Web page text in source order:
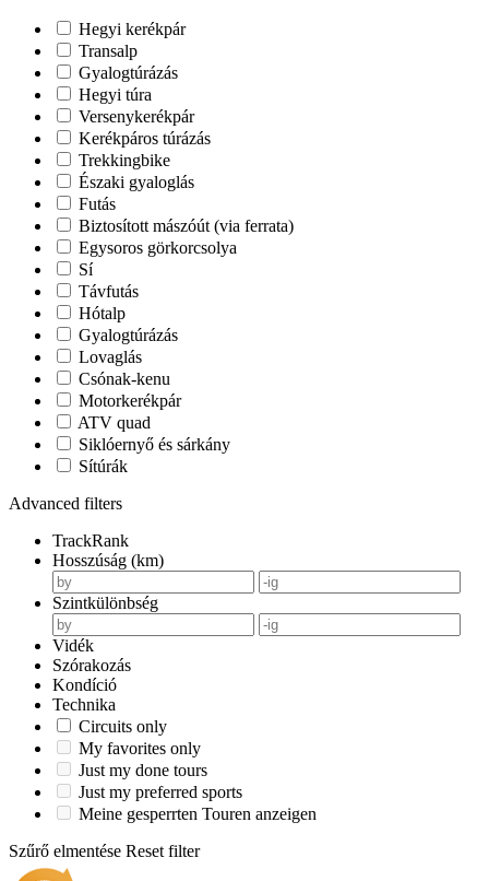
Hegyi kerékpár
Transalp
Gyalogtúrázás
Hegyi túra
Versenykerékpár
Kerékpáros túrázás
Trekkingbike
Északi gyaloglás
Futás
Biztosított mászóút (via ferrata)
Egysoros görkorcsolya
Sí
Távfutás
Hótalp
Gyalogtúrázás
Lovaglás
Csónak-kenu
Motorkerékpár
ATV quad
Siklóernyő és sárkány
Sítúrák
Advanced filters
TrackRank
Hosszúság (km)
Szintkülönbség
Vidék
Szórakozás
Kondíció
Technika
Circuits only
My favorites only
Just my done tours
Just my preferred sports
Meine gesperrten Touren anzeigen
Szűrő elmentése Reset filter